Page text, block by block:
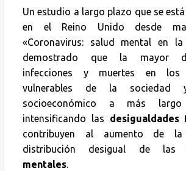
Un estudio a largo plazo que se
en el Reino Unido desde
«Coronavirus: salud mental en la
demostrado que la mayor
infecciones y muertes en los
vulnerables de la sociedad
socioeconómico a más
intensificando las desigualdades
contribuyen al aumento de la
distribución desigual de las
mentales.